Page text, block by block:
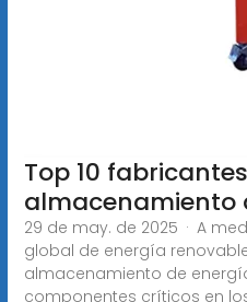
Top 10
almacenamiento
29 de may. de 2025 · A
global de energía
almacenamiento de
componentes críticos en